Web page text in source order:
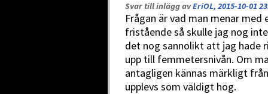
Svar till inlägg avEriOL, 2015-10-01
Frågan är vad man menar
fristående så skulle jag nog
det nog sannolikt att jag hade
upp till femmetersnivån. Om
antagligen kännas märkligt
upplevs som väldigt hög.